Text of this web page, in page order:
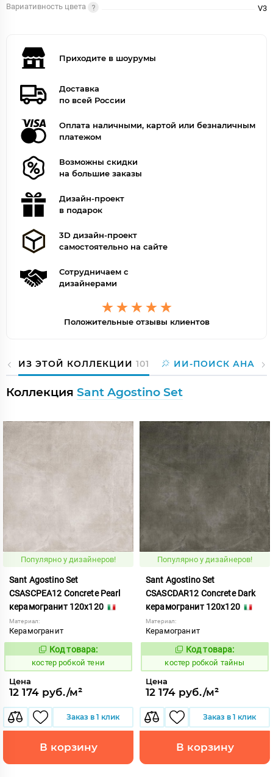
Вариативность цвета
V3
Приходите в шоурумы
Доставка
по всей России
Оплата наличными, картой или безналичным
платежом
Возможны скидки
на большие заказы
Дизайн-проект
в подарок
3D дизайн-проект
самостоятельно на сайте
Сотрудничаем с
дизайнерами
Положительные отзывы клиентов
ИЗ ЭТОЙ КОЛЛЕКЦИИ 101 ИИ-ПОИСК
Коллекция Sant Agostino Set
Популярно у дизайнеров!
Sant Agostino Set
CSASCPEA12 Concrete Pearl
керамогранит 120x120
Материал:
Керамогранит
806728
Код товара:
костер робкой тени
Цена
12 174 руб./м²
Заказ в 1 клик
В корзину
Популярно у дизайнеров!
Sant Agostino Set
CSASCDAR12 Concrete Dark
керамогранит 120x120
Материал:
Керамогранит
806726
Код товара:
костер робкой тайны
Цена
12 174 руб./м²
Заказ в 1 клик
В корзину